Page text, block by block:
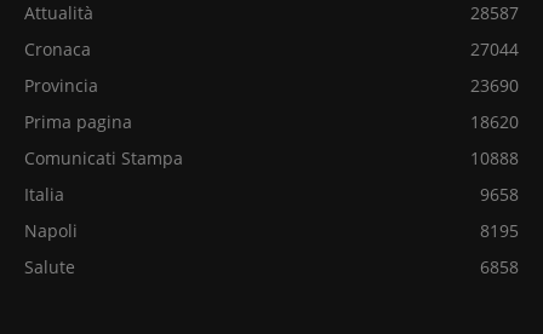
Attualità
28587
Cronaca
27044
Provincia
23690
Prima pagina
18620
Comunicati Stampa
10888
Italia
9658
Napoli
8195
Salute
6858